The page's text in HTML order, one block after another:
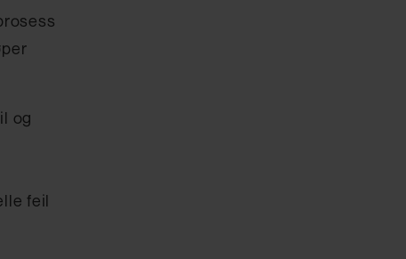
og
feil